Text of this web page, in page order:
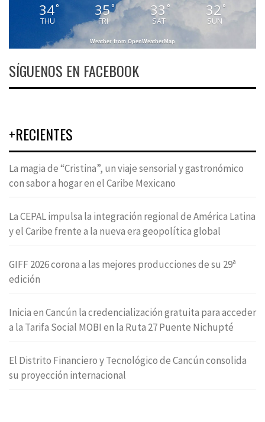
34°
THU
35°
FRI
33 °
SAT
32 °
SUN
Weather from OpenWeatherMap
SÍGUENOS EN FACEBOOK
+RECIENTES
La magia de “Cristina”, un viaje sensorial y gastronómico
con sabor a hogar en el Caribe Mexicano
La CEPAL impulsa la integración regional de América Latina
y el Caribe frente a la nueva era geopolítica global
GIFF 2026 corona a las mejores producciones de su 29ª
edición
Inicia en Cancún la credencialización gratuita para acceder
a la Tarifa Social MOBI en la Ruta 27 Puente Nichupté
El Distrito Financiero y Tecnológico de Cancún consolida
su proyección internacional